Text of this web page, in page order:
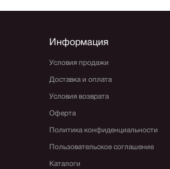
Информация
Условия продажи
Доставка и оплата
Условия возврата
Оферта
Политика конфиденциальности
Пользовательское соглашение
Каталоги